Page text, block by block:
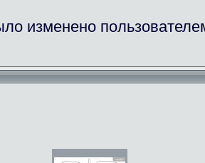
изменено